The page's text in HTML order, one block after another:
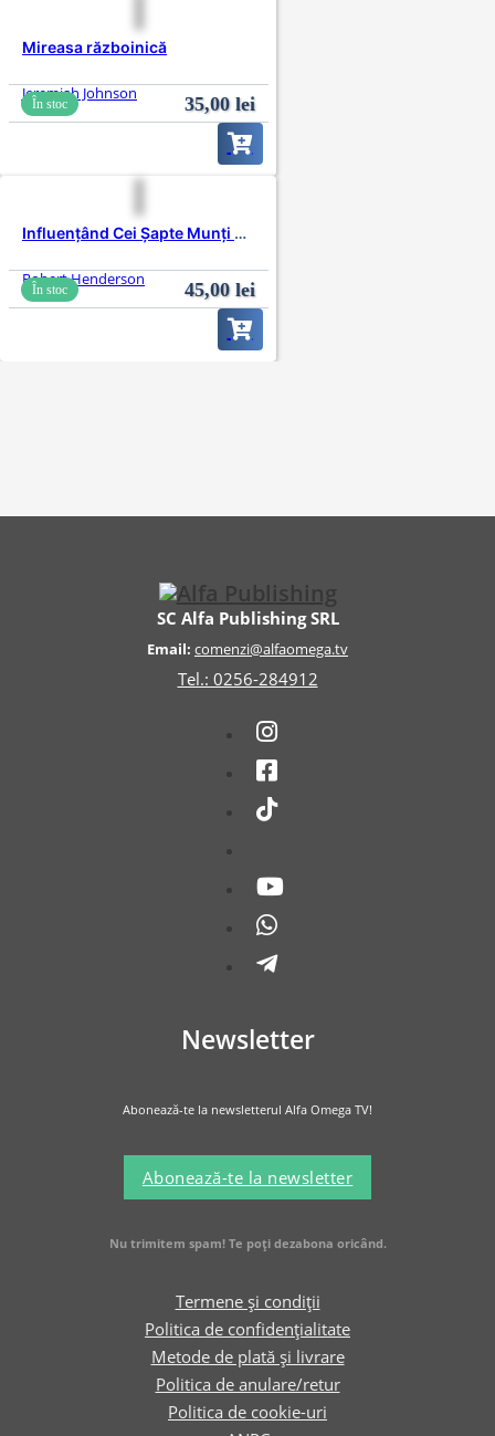
Mireasa războinică
Jeremiah Johnson
În stoc 35,00 lei
Influențând Cei Șapte Munți din Instanțele Cerului
Robert Henderson
În stoc 45,00 lei
SC Alfa Publishing SRL
Email: comenzi@alfaomega.tv
Tel.: 0256-284912
Newsletter
Abonează-te la newsletterul Alfa Omega TV!
Abonează-te la newsletter
Nu trimitem spam! Te poți dezabona oricând.
Termene și condiții
Politica de confidențialitate
Metode de plată și livrare
Politica de anulare/retur
Politica de cookie-uri